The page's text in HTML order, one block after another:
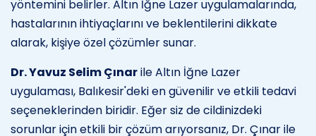
yöntemini belirler. Altın İğne Lazer uygulamalarında,
hastalarının ihtiyaçlarını ve beklentilerini dikkate
alarak, kişiye özel çözümler sunar.
Dr. Yavuz Selim Çınarile Altın İğne Lazer
uygulaması, Balıkesir'deki en güvenilir ve etkili tedavi
seçeneklerinden biridir. Eğer siz de cildinizdeki
sorunlar için etkili bir çözüm arıyorsanız, Dr. Çınar ile